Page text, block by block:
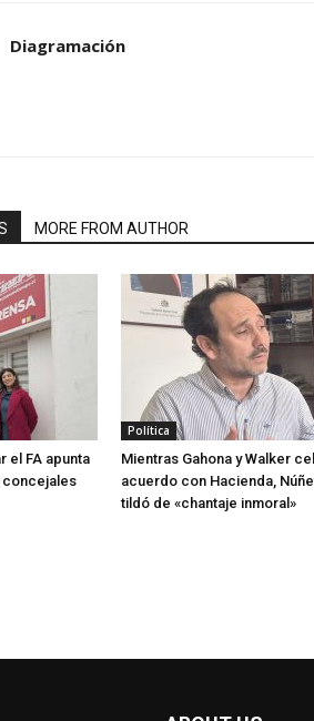
Diagramación
MORE FROM AUTHOR
el FA apunta
concejales
Política
Mientras Gahona y Walker
acuerdo con Hacienda,
tildó de «chantaje inmoral»